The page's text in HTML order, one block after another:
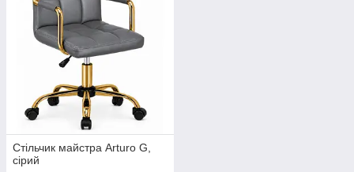
Стільчик майстра Arturo G,
сірий